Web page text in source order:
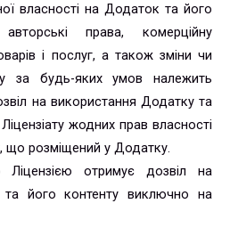
власності на Додаток та його
права, комерційну
і послуг, а також зміни чи
за будь-яких умов належить
на використання Додатку та
жодних прав власності
що розміщений у Додатку.
Ліцензією отримує дозвіл на
та його контенту виключно на